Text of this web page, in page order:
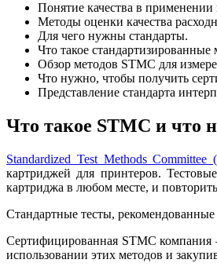
Понятие качества в
Методы оценки качества
Для чего нужны стандарты.
Что такое стандартизированные
Обзор методов STMC для
Что нужно, чтобы получить
Представление стандарта
Что такое STMC и что
Standardized Test Methods Committee
картриджей для принтеров.
картриджа в любом месте, и
Стандартные тесты,
Сертифицированная STMC компания
использовании этих методов и